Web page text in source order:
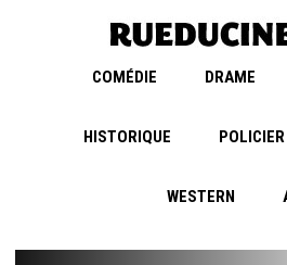
COMÉDIE DRAME
HISTORIQUE POLICIER
WESTERN